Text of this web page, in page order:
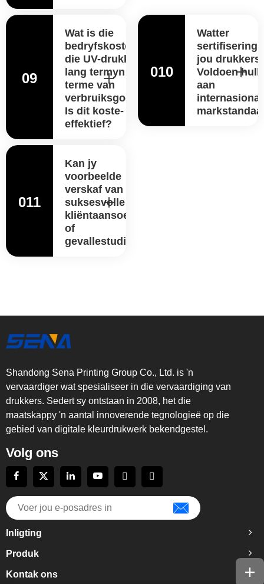
09
Wat is die
bedryfskoste van
die UV-drukker op
lang termyn in
terme van
verbruiksgoedere?
Is dit koste-
effektief?
010
Watter
sertifisering
jou
Voldoen
aan
011
Kan jy
voorbeelde
verskaf van
suksesvolle
kliëntaansoeke
of
gevallestudies?
Shandong Sena Printing Group Co., Ltd. is 'n
vervaardiger wat spesialiseer in die vervaardiging van
drukkers. Sedert sy ontstaan in 2008, het die
maatskappy 'n aantal innoverende tegnologieë op die
gebied van digitale kleurdrukwerk bekendgestel.
Volg ons
Inligting
Produk
Kontak ons